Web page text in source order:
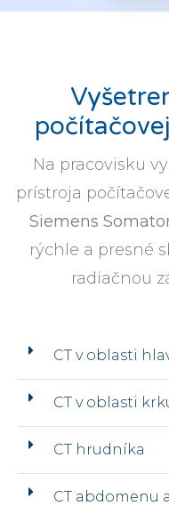
Na pracovisku
prístroja
Siemens
rýchle a presné
radiačnou
CT v oblasti
CT v oblasti
CT hrudníka
CT abdomenu